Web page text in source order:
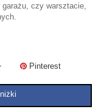
czy warsztacie,
Pinterest